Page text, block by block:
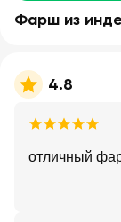
Фарш из
4.8
отличный